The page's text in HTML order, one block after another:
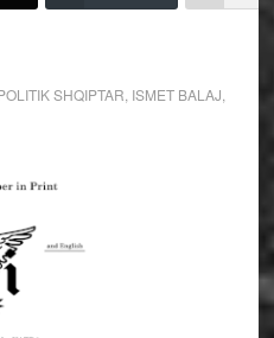
SHQIPTAR ISMET BALAJ